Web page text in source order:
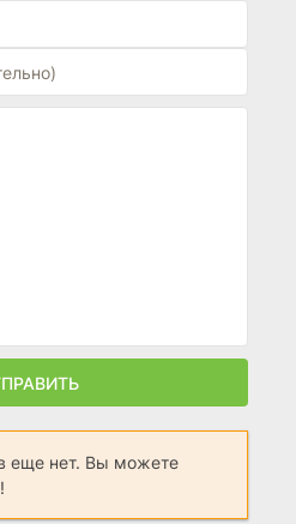
еще нет. Вы можете